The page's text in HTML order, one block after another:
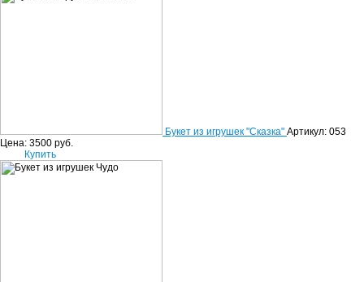
Букет из игрушек "Сказка" Артикул: 053
Цена: 3500 руб.
Купить